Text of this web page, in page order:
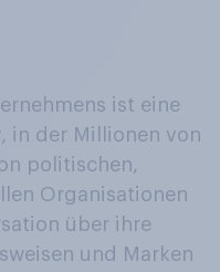
ist eine
in der Millionen von
politischen,
Organisationen
über ihre
und Marken